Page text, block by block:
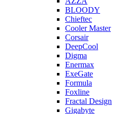
BLOODY
Chieftec
Cooler Master
Corsair
DeepCool
Digma
Enermax
ExeGate
Formula
Foxline
Fractal Design
Gigabyte